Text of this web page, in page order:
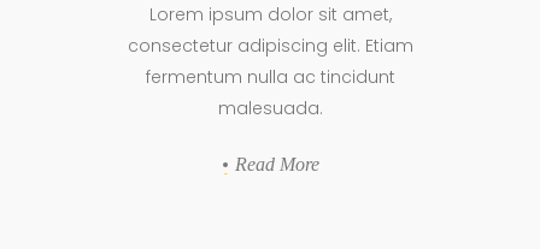
Lorem ipsum dolor sit amet,
consectetur adipiscing elit. Etiam
fermentum nulla ac tincidunt
malesuada.
Read More